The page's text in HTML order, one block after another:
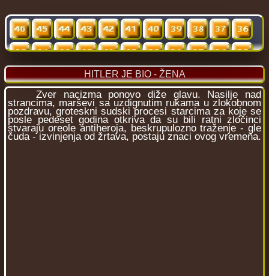
HITLER JE BIO - ŽENA
Zver nacizma ponovo diže glavu. Nasilje nad
strancima, marševi sa uzdignutim rukama u zlokobnom
pozdravu, groteskni sudski procesi starcima za koje se
posle pedeset godina otkriva da su bili ratni zločinci
stvaraju oreole antiheroja, beskrupulozno traženje - gle
čuda - izvinjenja od žrtava, postaju znaci ovog vremena.